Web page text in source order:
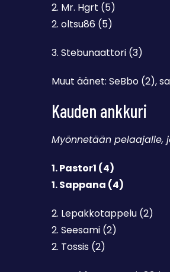
2. Mr. Hgrt (5)
2. oltsu86 (5)
3. Stebunaattori (3)
Muut äänet: SeBbo (2),
Kauden ankkuri
Myönnetään pelaajalle,
1. Pastor1 (4)
1. Sappana (4)
2. Lepakkotappelu (2)
2. Seesami (2)
2. Tossis (2)